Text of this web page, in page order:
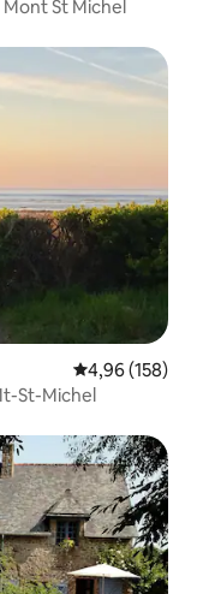
St Michel
Évaluation
4,96 (158)
St-Michel